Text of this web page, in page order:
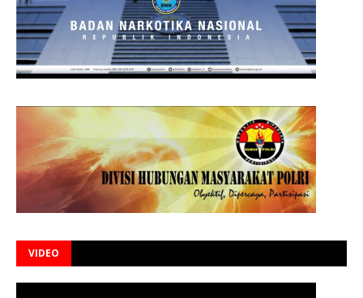
VIDEO